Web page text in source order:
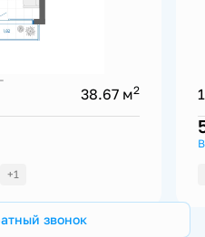
38.67 м2
+1
звонок